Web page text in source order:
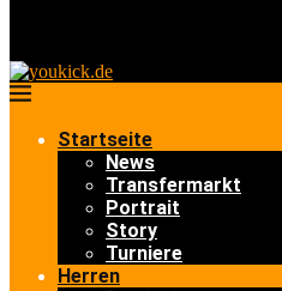
Startseite
News
Transfermarkt
Portrait
Story
Turniere
Herren